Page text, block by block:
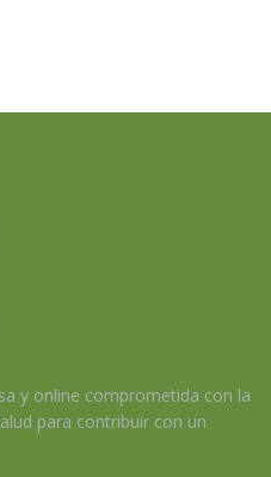
y online comprometida con la
para contribuir con un